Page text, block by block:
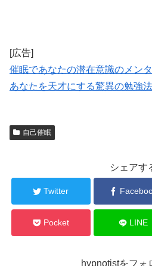
[広告]
催眠であなたの潜在意識のメン
あなたを天才にする驚異の勉強法
自己催眠
シェアす
Twitter
Pocket LINE
hypnotistをフォ